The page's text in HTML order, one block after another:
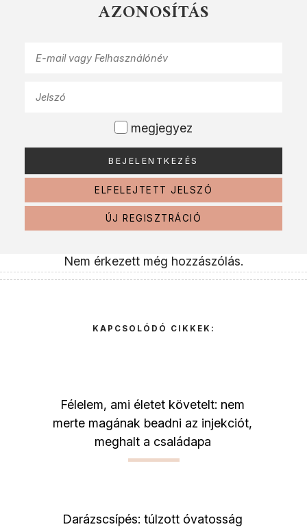
AZONOSÍTÁS
megjegyez
ELFELEJTETT JELSZÓ
ÚJ REGISZTRÁCIÓ
Nem érkezett még hozzászólás.
KAPCSOLÓDÓ CIKKEK:
Félelem, ami életet követelt: nem
merte magának beadni az injekciót,
meghalt a családapa
Darázscsípés: túlzott óvatosság